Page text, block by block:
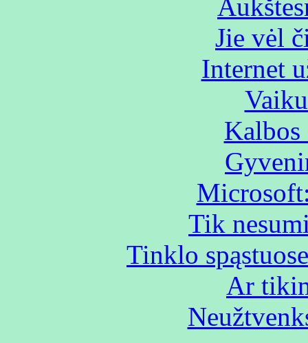
Jie vėl
Internet
Kalbos
Tik
Tinklo spąstuose
Ar